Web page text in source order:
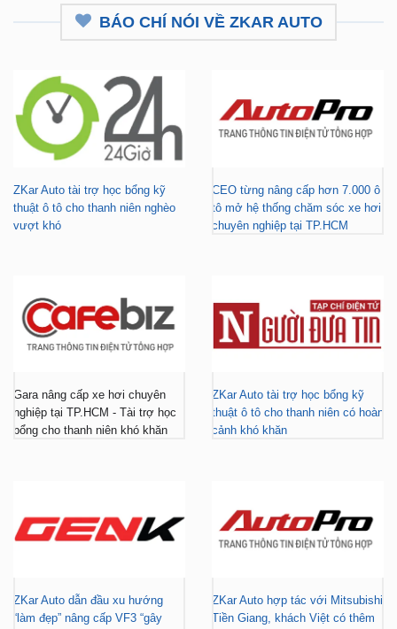
BÁO CHÍ NÓI VỀ ZKAR AUTO
ZKar Auto tài trợ học bổng kỹ
thuật ô tô cho thanh niên nghèo
vượt khó
CEO từng nâng cấp hơn 7.000 ô
tô mở hệ thống chăm sóc xe hơi
chuyên nghiệp tại TP.HCM
Gara nâng cấp xe hơi chuyên
nghiệp tại TP.HCM - Tài trợ học
bổng cho thanh niên khó khăn
ZKar Auto tài trợ học bổng kỹ
thuật ô tô cho thanh niên có hoàn
cảnh khó khăn
ZKar Auto dẫn đầu xu hướng
“làm đẹp” nâng cấp VF3 “gây
ZKar Auto hợp tác với Mitsubishi
Tiền Giang, khách Việt có thêm